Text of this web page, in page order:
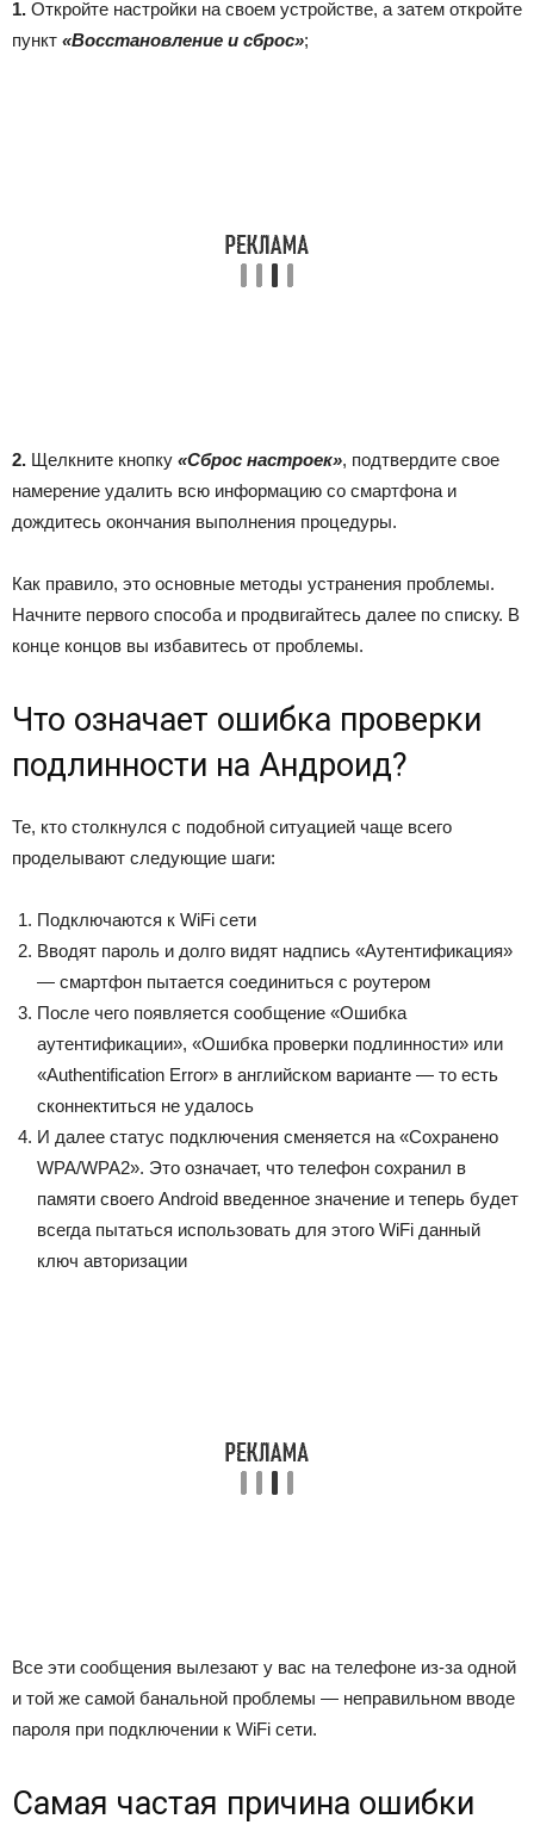
1. Откройте настройки на своем устройстве, а затем откройте
пункт «Восстановление и сброс»;
2. Щелкните кнопку «Сброс настроек», подтвердите свое
намерение удалить всю информацию со смартфона и
дождитесь окончания выполнения процедуры.
Как правило, это основные методы устранения проблемы.
Начните первого способа и продвигайтесь далее по списку. В
конце концов вы избавитесь от проблемы.
Что означает ошибка проверки
подлинности на Андроид?
Те, кто столкнулся с подобной ситуацией чаще всего
проделывают следующие шаги:
Подключаются к WiFi сети
Вводят пароль и долго видят надпись «Аутентификация»
— смартфон пытается соединиться с роутером
После чего появляется сообщение «Ошибка
аутентификации», «Ошибка проверки подлинности» или
«Authentification Error» в английском варианте — то есть
сконнектиться не удалось
И далее статус подключения сменяется на «Сохранено
WPA/WPA2». Это означает, что телефон сохранил в
памяти своего Android введенное значение и теперь будет
всегда пытаться использовать для этого WiFi данный
ключ авторизации
Все эти сообщения вылезают у вас на телефоне из-за одной
и той же самой банальной проблемы — неправильном вводе
пароля при подключении к WiFi сети.
Самая частая причина ошибки